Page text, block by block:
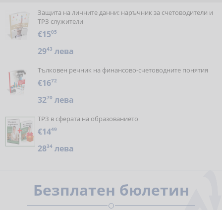
Защита на личните данни: наръчник за счетоводители и
ТРЗ служители
€1505
2943 лева
Тълковен речник на финансово-счетоводните понятия
€1672
3270 лева
ТРЗ в сферата на образованието
€1449
2834 лева
Безплатен бюлетин